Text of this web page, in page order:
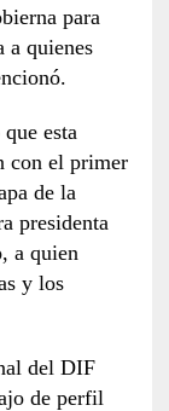
para
a quienes
esta
con el primer
de la
presidenta
a quien
y los
del DIF
de perfil